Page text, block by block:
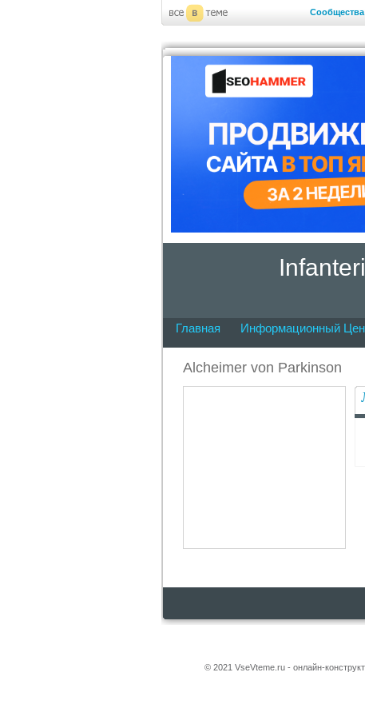
Сообщества
Главная Информационный
Alcheimer von Parkinson
© 2021 VseVteme.ru - онлайн-